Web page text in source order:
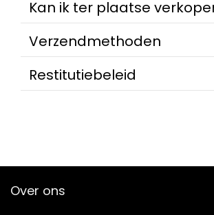
Kan ik ter plaatse
Verzendmethoden
Restitutiebeleid
Over ons